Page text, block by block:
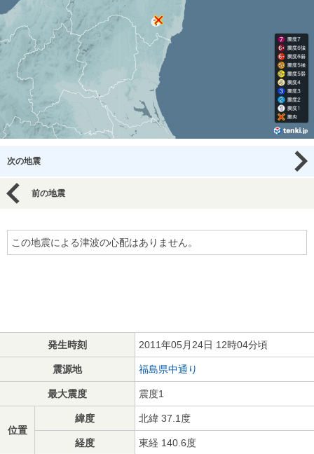
次の地震
前の地震
この地震による津波の心配はありません。
発生時刻 2011年05月24日 12時04分頃
震源地 福島県中通り
最大震度 震度1
位置
緯度 北緯 37.1度
経度 東経 140.6度